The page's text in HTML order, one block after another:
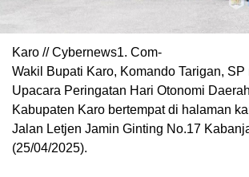
Karo // Cybernews1. Com-
Wakil Bupati Karo, Komando Tarigan, SP
Upacara Peringatan Hari Otonomi
Kabupaten Karo bertempat di halaman
Jalan Letjen Jamin Ginting No.17
(25/04/2025).